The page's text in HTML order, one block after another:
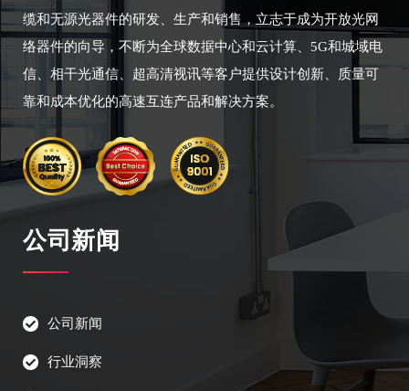
缆和无源光器件的研发、生产和销售，立志于成为开放光网
络器件的向导，不断为全球数据中心和云计算、5G和城域电
信、相干光通信、超高清视讯等客户提供设计创新、质量可
靠和成本优化的高速互连产品和解决方案。
公司新闻
公司新闻
行业洞察